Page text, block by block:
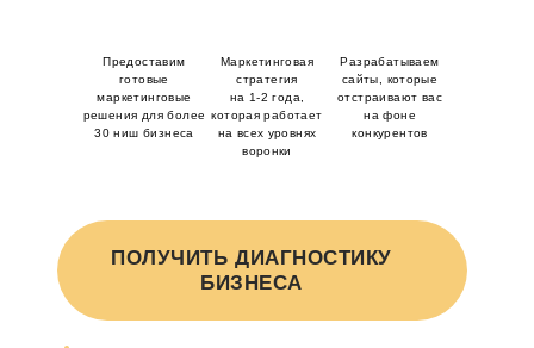
Предоставим
готовые
маркетинговые
решения для более
30 ниш бизнеса
Маркетинговая
стратегия
на 1-2 года,
которая работает
на всех уровнях
воронки
Разрабатываем
сайты, которые
отстраивают вас
на фоне
конкурентов
ПОЛУЧИТЬ ДИАГНОСТИКУ
БИЗНЕСА